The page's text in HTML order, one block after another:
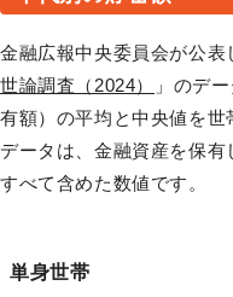
金融広報中央委員会が公表
世論調査（2024）
」のデ
有額）の平均と中央値を
データは、金融資産を保
すべて含めた数値です。
単身世帯